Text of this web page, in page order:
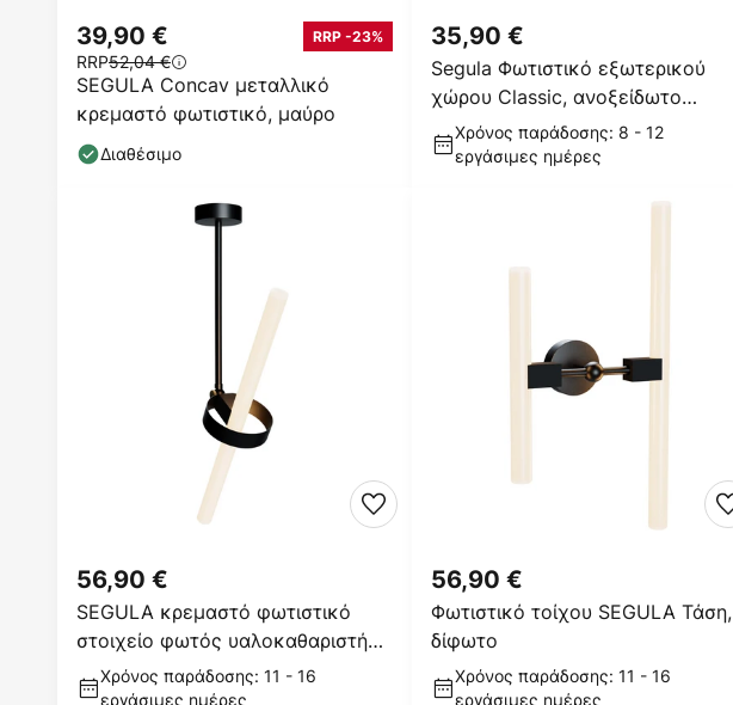
SEGULA Concav μεταλλικό
κρεμαστό φωτιστικό, μαύρο
39,90 € RRP -23%
RRP52,04 €
Διαθέσιμο
Segula Φωτιστικό εξωτερικού
χώρου Classic, ανοξείδωτο
ατσάλι, μαύρο, E27
35,90 €
Χρόνος παράδοσης: 8 - 12
εργάσιμες ημέρες
SEGULA κρεμαστό φωτιστικό
στοιχείο φωτός υαλοκαθαριστήρα
με δυνατότητα
56,90 €
Χρόνος παράδοσης: 11 - 16
εργάσιμες ημέρες
Φωτιστικό τοίχου SEGULA Τάση,
δίφωτο
56,90 €
Χρόνος παράδοσης: 11 - 16
εργάσιμες ημέρες